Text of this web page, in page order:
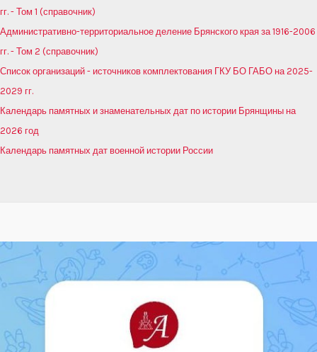
гг. - Том 1 (справочник)
Административно-территориальное деление Брянского края за 1916-2006
гг. - Том 2 (справочник)
Список организаций - источников комплектования ГКУ БО ГАБО на 2025-
2029 гг.
Календарь памятных и знаменательных дат по истории Брянщины на
2026 год
Календарь памятных дат военной истории России